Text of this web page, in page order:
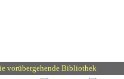
vorübergehende Bibliothek